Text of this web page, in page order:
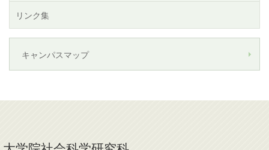
リンク集
キャンパスマップ